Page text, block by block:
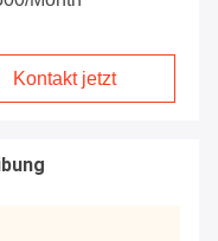
Kontakt jetzt